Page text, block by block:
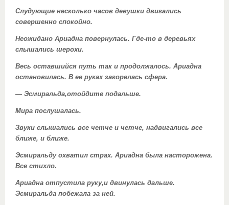
Слудующие несколько часов девушки двигались
совершенно спокойно.
Неожидано Ариадна повернулась. Где-то в деревьях
слышались шерохи.
Весь оставшийся путь так и продолжалось. Ариадна
остановилась. В ее руках загорелась сфера.
— Эсмиральда,отойдите подальше.
Мира послушалась.
Звуки слышались все четче и четче, надвигались все
ближе, и ближе.
Эсмиральду охватил страх. Ариадна была насторожена.
Все стихло.
Ариадна отпустила руку,и двинулась дальше.
Эсмиральда побежала за ней.